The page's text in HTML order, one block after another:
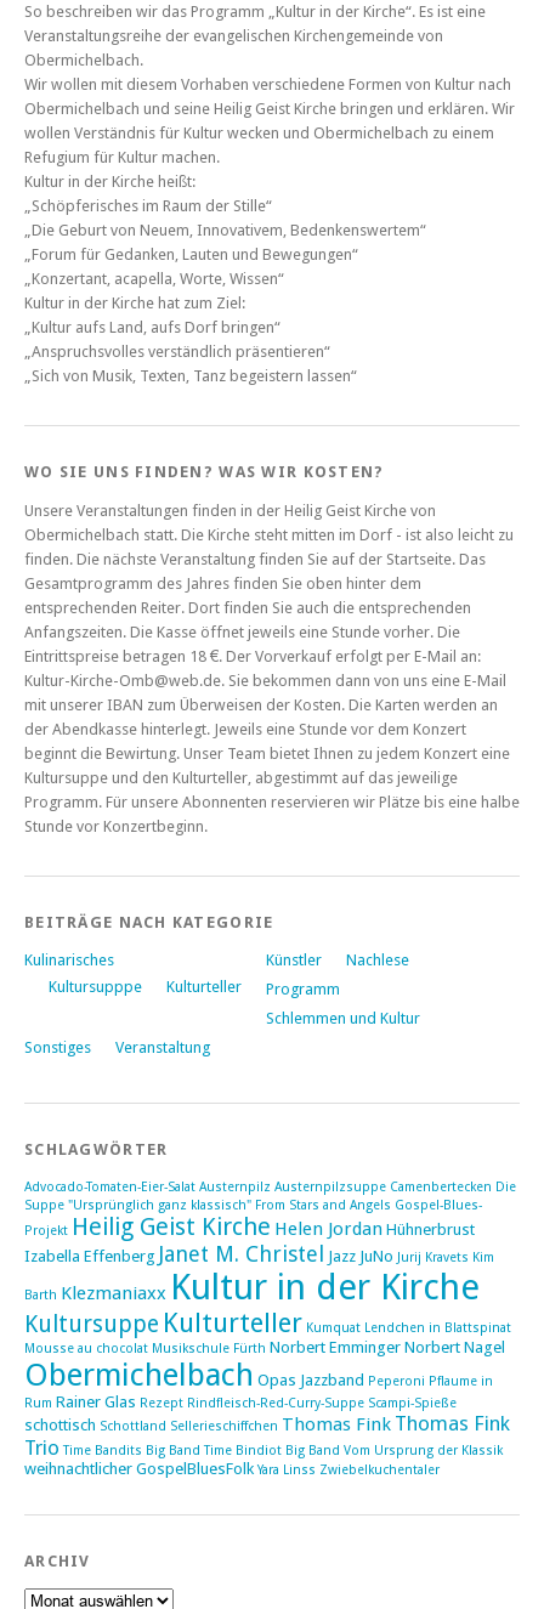
So beschreiben wir das Programm „Kultur in der Kirche“. Es ist eine
Veranstaltungsreihe der evangelischen Kirchengemeinde von
Obermichelbach.
Wir wollen mit diesem Vorhaben verschiedene Formen von Kultur nach
Obermichelbach und seine Heilig Geist Kirche bringen und erklären. Wir
wollen Verständnis für Kultur wecken und Obermichelbach zu einem
Refugium für Kultur machen.
Kultur in der Kirche heißt:
„Schöpferisches im Raum der Stille“
„Die Geburt von Neuem, Innovativem, Bedenkenswertem“
„Forum für Gedanken, Lauten und Bewegungen“
„Konzertant, acapella, Worte, Wissen“
Kultur in der Kirche hat zum Ziel:
„Kultur aufs Land, aufs Dorf bringen“
„Anspruchsvolles verständlich präsentieren“
„Sich von Musik, Texten, Tanz begeistern lassen“
WO SIE UNS FINDEN? WAS WIR KOSTEN?
Unsere Veranstaltungen finden in der Heilig Geist Kirche von
Obermichelbach statt. Die Kirche steht mitten im Dorf - ist also leicht zu
finden. Die nächste Veranstaltung finden Sie auf der Startseite. Das
Gesamtprogramm des Jahres finden Sie oben hinter dem
entsprechenden Reiter. Dort finden Sie auch die entsprechenden
Anfangszeiten. Die Kasse öffnet jeweils eine Stunde vorher. Die
Eintrittspreise betragen 18 €. Der Vorverkauf erfolgt per E-Mail an:
Kultur-Kirche-Omb@web.de. Sie bekommen dann von uns eine E-Mail
mit unserer IBAN zum Überweisen der Kosten. Die Karten werden an
der Abendkasse hinterlegt. Jeweils eine Stunde vor dem Konzert
beginnt die Bewirtung. Unser Team bietet Ihnen zu jedem Konzert eine
Kultursuppe und den Kulturteller, abgestimmt auf das jeweilige
Programm. Für unsere Abonnenten reservieren wir Plätze bis eine halbe
Stunde vor Konzertbeginn.
BEITRÄGE NACH KATEGORIE
Kulinarisches
Kultursupppe
Kulturteller
Künstler
Nachlese
Programm
Schlemmen und Kultur
Sonstiges
Veranstaltung
SCHLAGWÖRTER
Advocado-Tomaten-Eier-Salat Austernpilz Austernpilzsuppe Camenbertecken Die
Suppe "Ursprünglich ganz klassisch" From Stars and Angels Gospel-Blues-
Projekt Heilig Geist Kirche Helen Jordan Hühnerbrust
Izabella Effenberg Janet M. Christel Jazz JuNo Jurij Kravets Kim
Barth Klezmaniaxx Kultur in der Kirche
Kultursuppe Kulturteller Kumquat Lendchen in Blattspinat
Mousse au chocolat Musikschule Fürth Norbert Emminger Norbert Nagel
Obermichelbach Opas Jazzband Peperoni Pflaume in
Rum Rainer Glas Rezept Rindfleisch-Red-Curry-Suppe Scampi-Spieße
schottisch Schottland Sellerieschiffchen Thomas Fink Thomas Fink
Trio Time Bandits Big Band Time Bindiot Big Band Vom Ursprung der Klassik
weihnachtlicher GospelBluesFolk Yara Linss Zwiebelkuchentaler
ARCHIV
Archiv